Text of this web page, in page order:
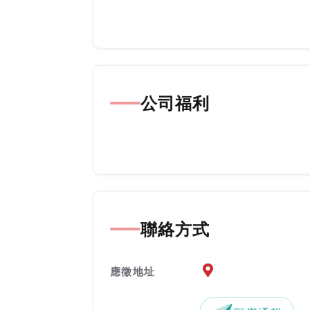
公司福利
聯絡方式
應徵地址 應徵地址地圖『另開新